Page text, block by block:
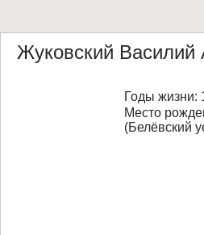
Жуковский Василий
Годы жизни:
Место
(Белёвский